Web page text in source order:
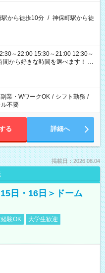
駅から徒歩10分 / 神保町駅から徒
～22:00 15:30～21:00 12:30～
ります
副業・WワークOK / シフト勤務 /
不要
る 詳細へ
掲載日：2026.08.04
日・16日＞ドーム
験OK
大学生歓迎